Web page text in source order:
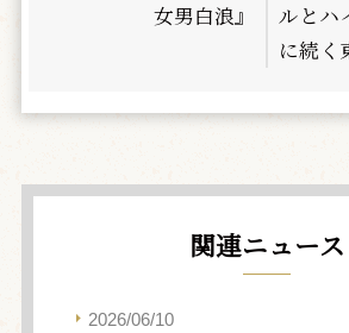
女男白浪』
ルとハ
に続く
関連ニュース
2026/06/10